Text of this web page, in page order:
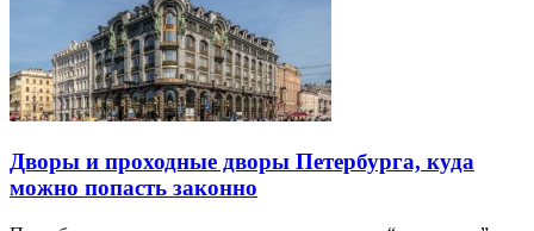
Дворы и проходные дворы Петербурга, куда
можно попасть законно